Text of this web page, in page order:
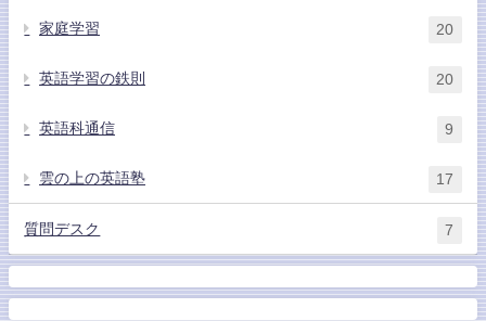
家庭学習 20
英語学習の鉄則 20
英語科通信 9
雲の上の英語塾 17
質問デスク 7